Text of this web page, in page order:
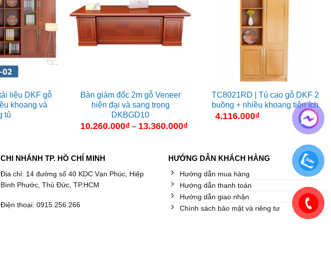
liệu DKF gỗ
khoang và
tủ
Bàn giám đốc 2m gỗ Veneer
hiện đại và sang trọng
DKBGD10
10.260.000₫ – 13.360.000₫Khoảng
đến
TC8021RD | Tủ cao gỗ DKF 2
buồng + nhiều khoang tiện ích
4.116.000₫
CHI NHÁNH TP. HỒ CHÍ MINH
Địa chỉ: 14 đường số 40 KDC Vạn Phúc, Hiệp
Bình Phước, Thủ Đức, TP.HCM
Điện thoại: 0915.256.266
HƯỚNG DẪN KHÁCH HÀNG
Hướng dẫn mua hàng
Hướng dẫn thanh toán
Hướng dẫn giao nhận
Chính sách bảo mật và riêng tư